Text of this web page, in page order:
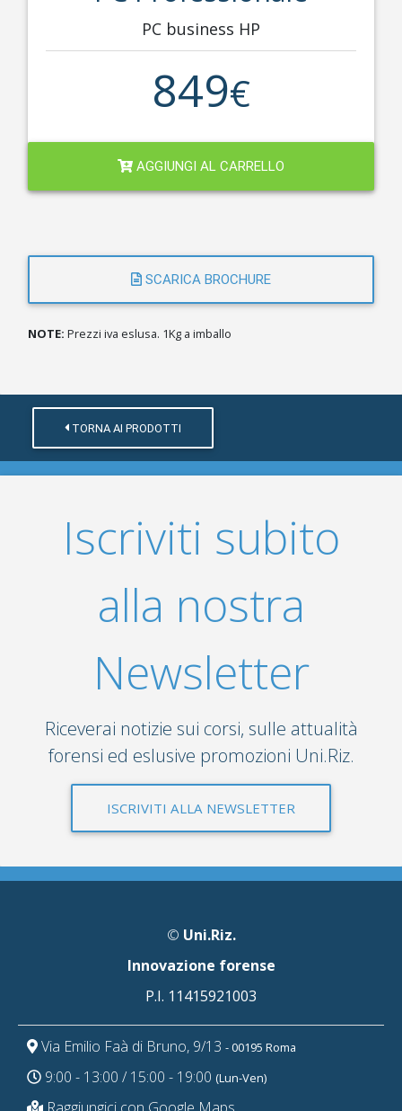
PC business HP
849€
AGGIUNGI AL CARRELLO
SCARICA BROCHURE
NOTE: Prezzi iva eslusa. 1Kg a imballo
TORNA AI PRODOTTI
Iscriviti subito
alla nostra
Newsletter
Riceverai notizie sui corsi, sulle attualità
forensi ed eslusive promozioni Uni.Riz.
ISCRIVITI ALLA NEWSLETTER
© Uni.Riz.
Innovazione forense
P.I. 11415921003
Via Emilio Faà di Bruno, 9/13 - 00195 Roma
9:00 - 13:00 / 15:00 - 19:00 (Lun-Ven)